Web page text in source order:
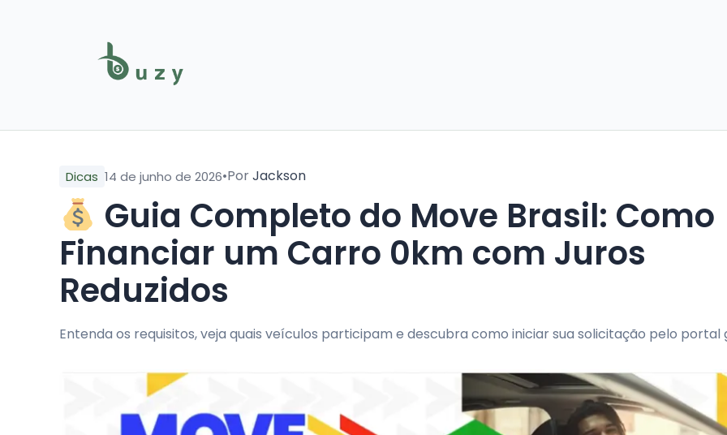
Dicas 14 de junho de 2026•PorJackson
Guia Completo do Move Brasil: Como
Financiar um Carro 0km com Juros
Reduzidos
Entenda os requisitos, veja quais veículos participam e descubra como iniciar sua solicitação pelo portal